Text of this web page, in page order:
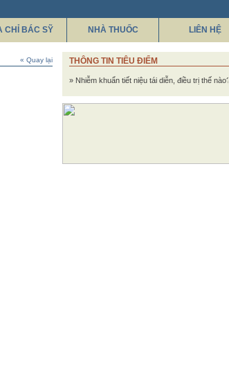
CHỈ BÁC SỸ NHÀ THUỐC LIÊN HỆ
« Quay lại THÔNG TIN TIÊU ĐIỂM
» Nhiễm khuẩn tiết niệu tái diễn, điều trị thế nào?